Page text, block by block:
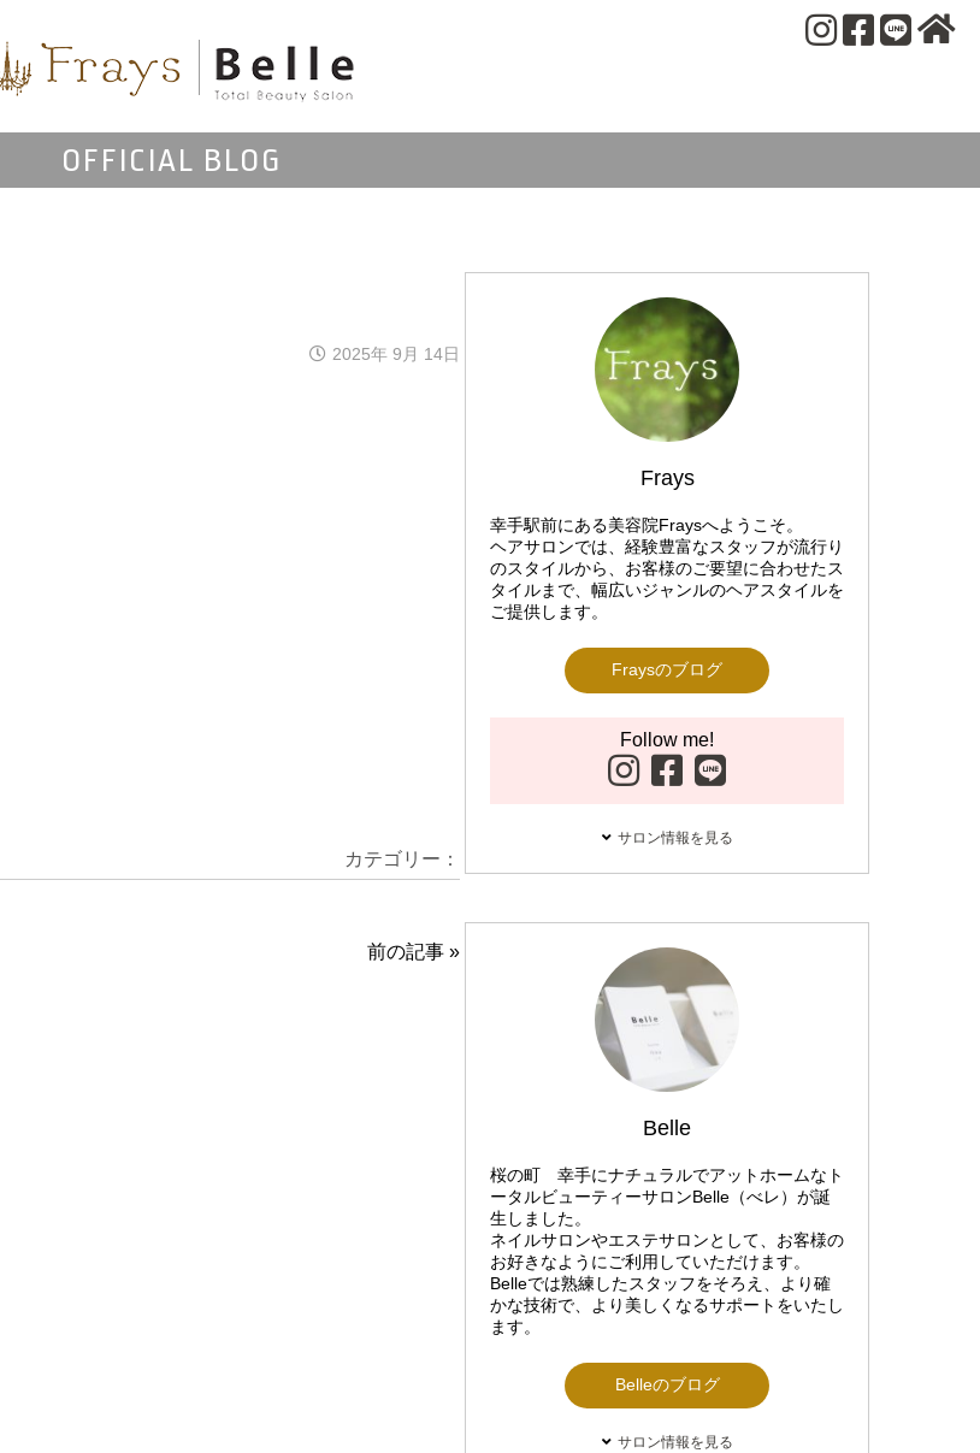
OFFICIAL BLOG
2025年 9月 14日
カテゴリー：
前の記事 »
Frays
幸手駅前にある美容院Fraysへようこそ。
ヘアサロンでは、経験豊富なスタッフが流行り
のスタイルから、お客様のご要望に合わせたス
タイルまで、幅広いジャンルのヘアスタイルを
ご提供します。
Fraysのブログ
Follow me!
サロン情報を見る
Belle
桜の町 幸手にナチュラルでアットホームなト
ータルビューティーサロンBelle（べレ）が誕
生しました。
ネイルサロンやエステサロンとして、お客様の
お好きなようにご利用していただけます。
Belleでは熟練したスタッフをそろえ、より確
かな技術で、より美しくなるサポートをいたし
ます。
Belleのブログ
サロン情報を見る